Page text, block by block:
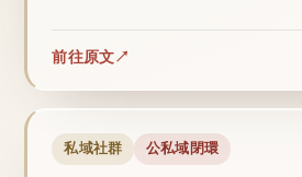
前往原文
私域社群 公私域閉環